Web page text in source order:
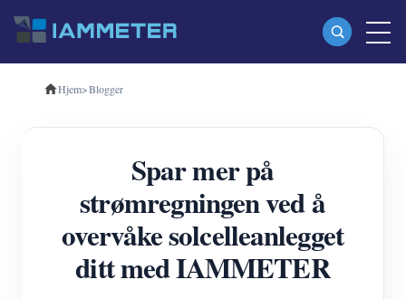
Produkter
Trefase Wi-Fi energimåler (WEM3080T)
Trefase Wi-Fi energimåler (WEM3046T)
Trefase Wi-Fi energimåler (WEM3050T)
WiFi Power Controller
Hjem>Blogger
Spar mer på
strømregningen ved å
overvåke solcelleanlegget
ditt med IAMMETER